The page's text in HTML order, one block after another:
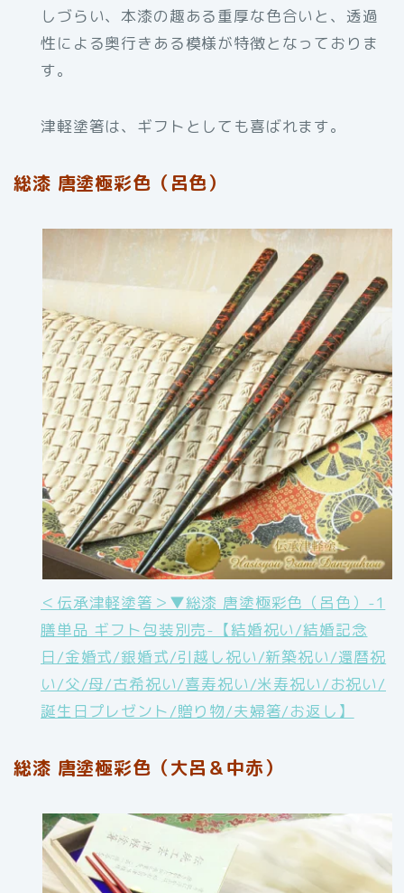
しづらい、本漆の趣ある重厚な色合いと、透過
性による奥行きある模様が特徴となっておりま
す。
津軽塗箸は、ギフトとしても喜ばれます。
総漆 唐塗極彩色（呂色）
＜伝承津軽塗箸＞▼総漆 唐塗極彩色（呂色）-1
膳単品 ギフト包装別売-【結婚祝い/結婚記念
日/金婚式/銀婚式/引越し祝い/新築祝い/還暦祝
い/父/母/古希祝い/喜寿祝い/米寿祝い/お祝い/
誕生日プレゼント/贈り物/夫婦箸/お返し】
総漆 唐塗極彩色（大呂＆中赤）